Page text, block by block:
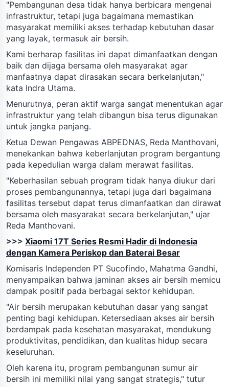
"Pembangunan desa tidak hanya berbicara mengenai
infrastruktur, tetapi juga bagaimana memastikan
masyarakat memiliki akses terhadap kebutuhan dasar
yang layak, termasuk air bersih.
Kami berharap fasilitas ini dapat dimanfaatkan dengan
baik dan dijaga bersama oleh masyarakat agar
manfaatnya dapat dirasakan secara berkelanjutan,"
kata Indra Utama.
Menurutnya, peran aktif warga sangat menentukan agar
infrastruktur yang telah dibangun bisa terus digunakan
untuk jangka panjang.
Ketua Dewan Pengawas ABPEDNAS, Reda Manthovani,
menekankan bahwa keberlanjutan program bergantung
pada kepedulian warga dalam merawat fasilitas.
"Keberhasilan sebuah program tidak hanya diukur dari
proses pembangunannya, tetapi juga dari bagaimana
fasilitas tersebut dapat terus dimanfaatkan dan dirawat
bersama oleh masyarakat secara berkelanjutan," ujar
Reda Manthovani.
>>> Xiaomi 17T Series Resmi Hadir di Indonesia
dengan Kamera Periskop dan Baterai Besar
Komisaris Independen PT Sucofindo, Mahatma Gandhi,
menyampaikan bahwa jaminan akses air bersih memicu
dampak positif pada berbagai sektor kehidupan.
"Air bersih merupakan kebutuhan dasar yang sangat
penting bagi kehidupan. Ketersediaan akses air bersih
berdampak pada kesehatan masyarakat, mendukung
produktivitas, pendidikan, dan kualitas hidup secara
keseluruhan.
Oleh karena itu, program pembangunan sumur air
bersih ini memiliki nilai yang sangat strategis," tutur